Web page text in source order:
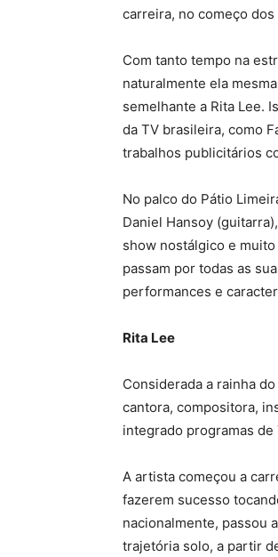
carreira, no começo dos
Com tanto tempo na
naturalmente ela
semelhante a Rita Lee.
da TV brasileira, como
trabalhos publicitários
No palco do Pátio
Daniel Hansoy
show nostálgico e
passam por todas as
performances e
Rita Lee
Considerada a rainha
cantora, compositora,
integrado programas de
A artista começou a
fazerem sucesso
nacionalmente, passou
trajetória solo, a partir